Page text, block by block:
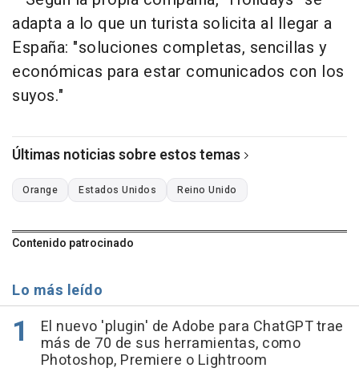
adapta a lo que un turista solicita al llegar a
España: "soluciones completas, sencillas y
económicas para estar comunicados con los
suyos."
Últimas noticias sobre estos temas
Orange Estados Unidos Reino Unido
Contenido patrocinado
Lo más leído
El nuevo 'plugin' de Adobe para ChatGPT trae
más de 70 de sus herramientas, como
Photoshop, Premiere o Lightroom